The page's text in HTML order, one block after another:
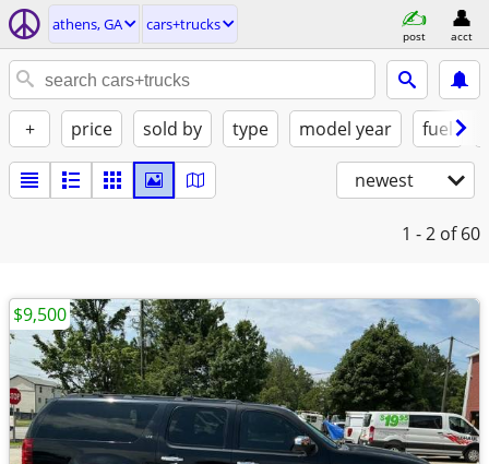
athens, GA cars+trucks
post acct
+ price sold by type model year fuel
newest
1 - 2 of 60
$9,500